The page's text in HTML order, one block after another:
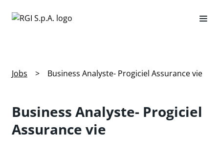
Jobs > Business Analyste- Progiciel Assurance vie
Business Analyste- Progiciel
Assurance vie